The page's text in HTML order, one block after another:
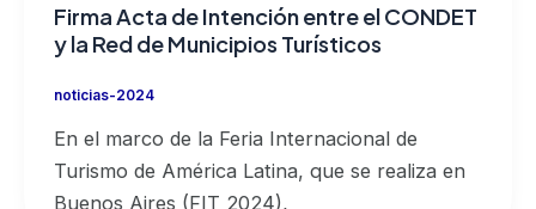
Firma Acta de Intención entre el CONDET
y la Red de Municipios Turísticos
noticias-2024
En el marco de la Feria Internacional de
Turismo de América Latina, que se realiza en
Buenos Aires (FIT 2024),